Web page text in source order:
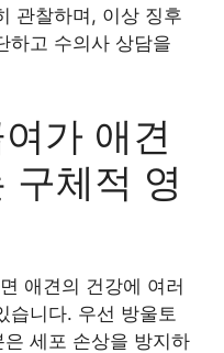
관찰하며, 이상 징후
하고 수의사 상담을
가 애견
구체적 영
애견의 건강에 여러
습니다. 우선 방울토
세포 손상을 방지하